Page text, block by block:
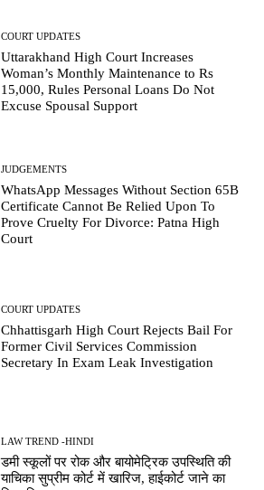
COURT UPDATES
Uttarakhand High Court Increases
Woman’s Monthly Maintenance to Rs
15,000, Rules Personal Loans Do Not
Excuse Spousal Support
JUDGEMENTS
WhatsApp Messages Without Section 65B
Certificate Cannot Be Relied Upon To
Prove Cruelty For Divorce: Patna High
Court
COURT UPDATES
Chhattisgarh High Court Rejects Bail For
Former Civil Services Commission
Secretary In Exam Leak Investigation
LAW TREND -HINDI
डमी स्कूलों पर रोक और बायोमेट्रिक उपस्थिति की
याचिका सुप्रीम कोर्ट में खारिज, हाईकोर्ट जाने का